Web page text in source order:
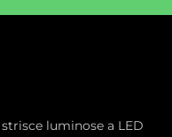
luminose a LED